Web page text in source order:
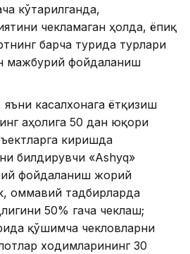
кўтарилганда,
чекламаган ҳолда, ёпиқ
барча турида турлари
мажбурий фойдаланиш
касалхонага ётқизиш
аҳолига 50 дан юқори
киришда
билдирувчи «Ashyq»
фойдаланиш жорий
оммавий тадбирларда
50% гача чеклаш;
қўшимча чекловларни
ходимларининг 30